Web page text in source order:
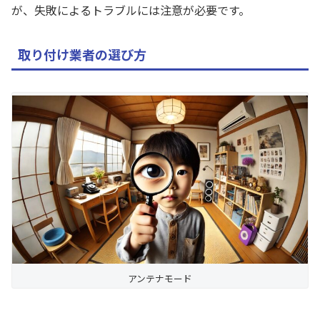
が、失敗によるトラブルには注意が必要です。
取り付け業者の選び方
アンテナモード